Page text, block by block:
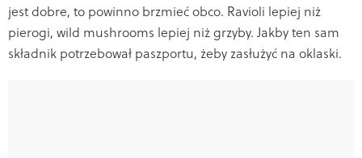
jest dobre, to powinno brzmieć obco. Ravioli lepiej niż
pierogi, wild mushrooms lepiej niż grzyby. Jakby ten sam
składnik potrzebował paszportu, żeby zasłużyć na oklaski.